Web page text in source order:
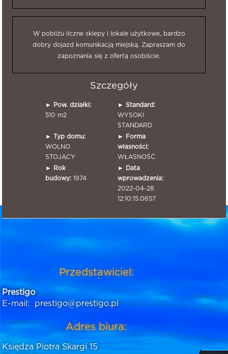
W pobliżu liczne sklepy i lokale użytkowe, bardzo
dobry dojazd komunikacją miejską. Zapraszam do
zapoznania się z ofertą osobiście.
Szczegóły
►
Pow. działki:
510 m2
► Standard:
WYSOKI
STANDARD
► Typ domu:
WOLNO
STOJĄCY
►
Forma
własności:
WŁASNOŚĆ
►
Rok
budowy: 1974
►
Data
wprowadzenia:
2022-04-28
12:10:15.0657
Przedstawiciel:
Prestigo
E-mail:
prestigo@prestigo.pl
Adres biura:
Księdza Piotra Skargi 15